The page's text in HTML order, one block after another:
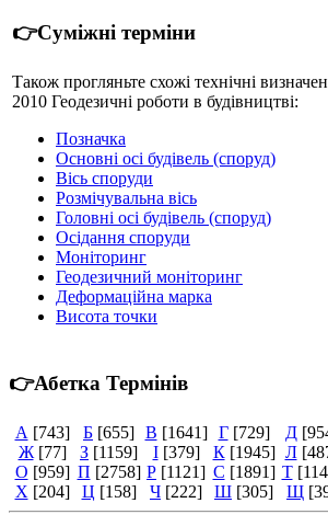
👉Суміжні терміни
Також прогляньте схожі технічні
2010 Геодезичні роботи в будівництві:
Позначка
Основні осі будівель (споруд)
Вісь споруди
Розмічувальна вісь
Головні осі будівель (споруд)
Осідання споруди
Моніторинг
Геодезичний моніторинг
Деформаційна марка
Висота точки
👉Абетка Термінів
А [743] Б [655] В [1641] Г [729] Д
Ж [77] З [1159] І [379] К [1945] Л
О [959] П [2758] Р [1121] С [1891] Т
Х [204] Ц [158] Ч [222] Ш [305] Щ